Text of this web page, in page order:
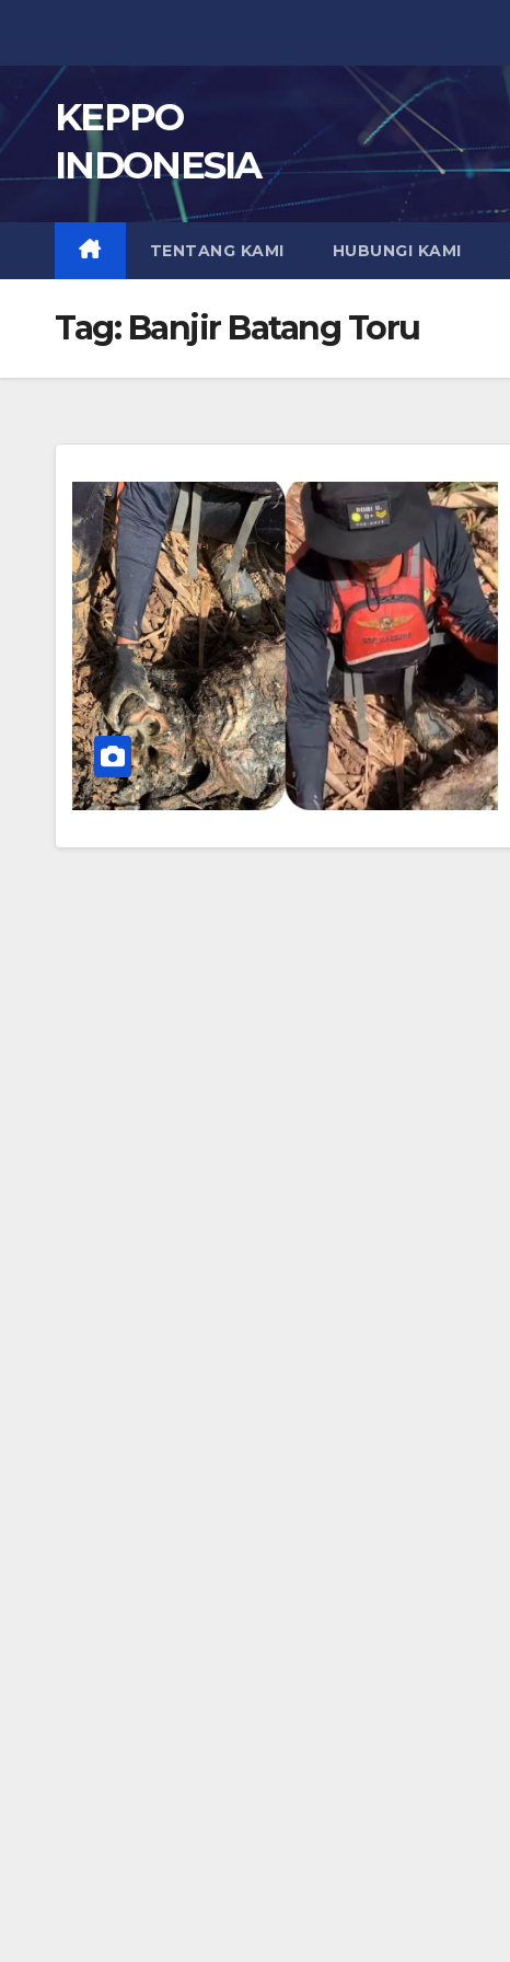
content
KEPPO
INDONESIA
TENTANG KAMI HUBUNGI KAMI
Tag: Banjir Batang Toru